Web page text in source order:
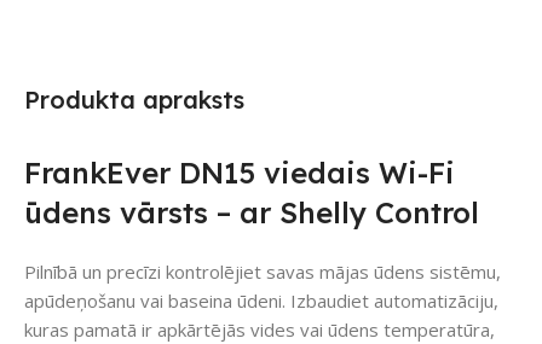
Produkta apraksts
FrankEver DN15 viedais Wi-Fi
ūdens vārsts – ar Shelly Control
Pilnībā un precīzi kontrolējiet savas mājas ūdens sistēmu,
apūdeņošanu vai baseina ūdeni. Izbaudiet automatizāciju,
kuras pamatā ir apkārtējās vides vai ūdens temperatūra,